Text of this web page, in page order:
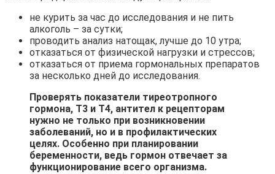
не курить за час до исследования и не пить
алкоголь – за сутки;
проводить анализ натощак, лучше до 10 утра;
отказаться от физической нагрузки и стрессов;
отказаться от приема гормональных препаратов
за несколько дней до исследования.
Проверять показатели тиреотропного
гормона, Т3 и Т4, антител к рецепторам
нужно не только при возникновении
заболеваний, но и в профилактических
целях. Особенно при планировании
беременности, ведь гормон отвечает за
функционирование всего организма.